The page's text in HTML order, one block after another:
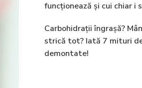
funcționează și cui chiar i
Carbohidrații îngrașă?
strică tot? Iată 7 mituri
demontate!